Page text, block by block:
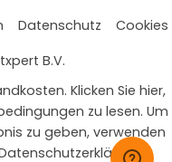
Datenschutz
Cookies
B.V.
Klicken Sie hier,
zu lesen. Um
zu geben, verwenden